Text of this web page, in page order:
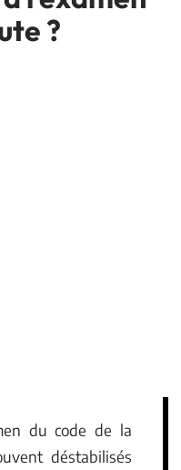
?
du code de la
déstabilisés